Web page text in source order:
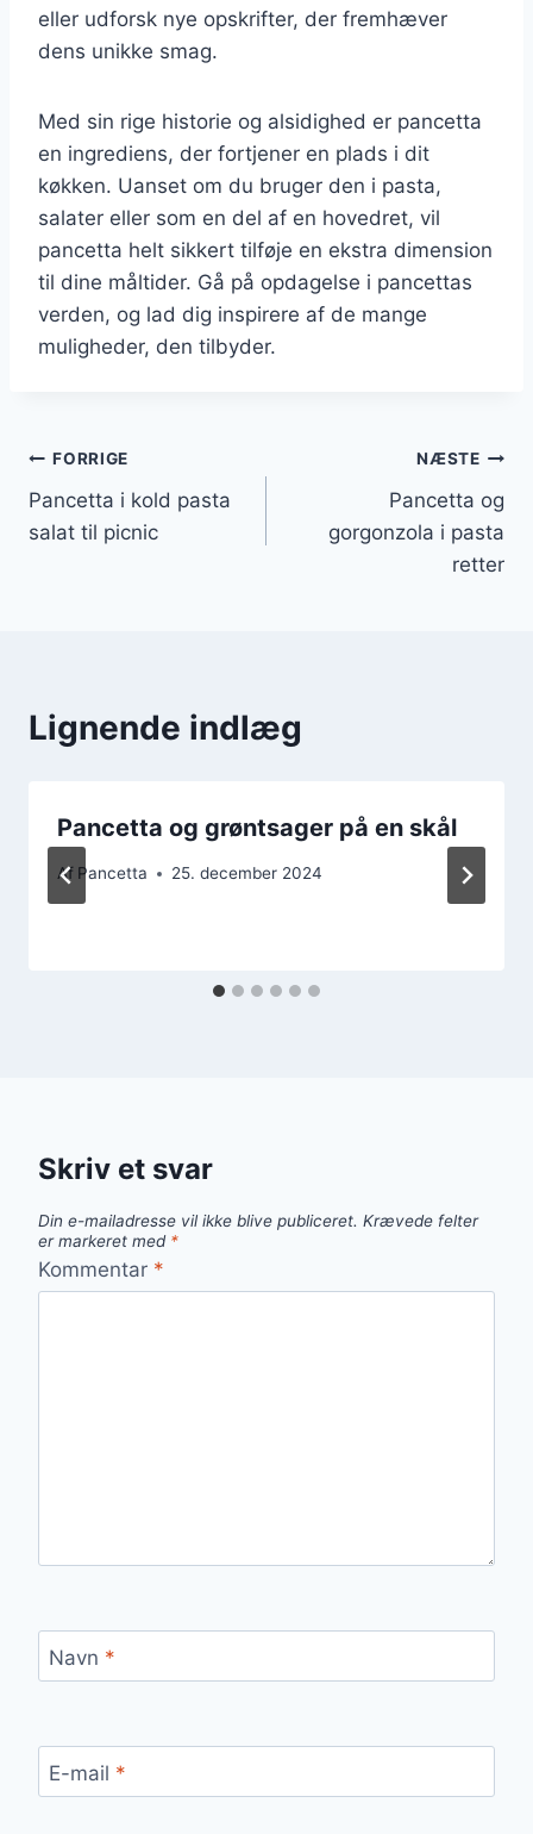
eller udforsk nye opskrifter, der fremhæver
dens unikke smag.
Med sin rige historie og alsidighed er pancetta
en ingrediens, der fortjener en plads i dit
køkken. Uanset om du bruger den i pasta,
salater eller som en del af en hovedret, vil
pancetta helt sikkert tilføje en ekstra dimension
til dine måltider. Gå på opdagelse i pancettas
verden, og lad dig inspirere af de mange
muligheder, den tilbyder.
Indlægsnavigation
FORRIGE
Pancetta i kold pasta
salat til picnic
NÆSTE
Pancetta og
gorgonzola i pasta
retter
Lignende indlæg
Pancetta og grøntsager på en skål
Af Pancetta 25. december 2024
Skriv et svar
Din e-mailadresse vil ikke blive publiceret. Krævede felter
er markeret med *
Kommentar *
Navn *
E-mail *